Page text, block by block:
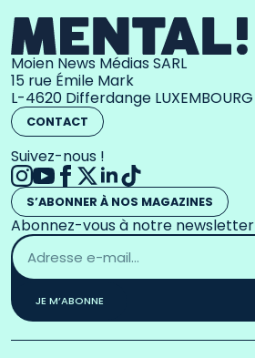
Moien News Médias SARL
15 rue Émile Mark
L-4620 Differdange LUXEMBOURG
CONTACT
Suivez-nous !
S’ABONNER À NOS MAGAZINES
Abonnez-vous à notre newsletter
Adresse
email
*
JE M’ABONNE